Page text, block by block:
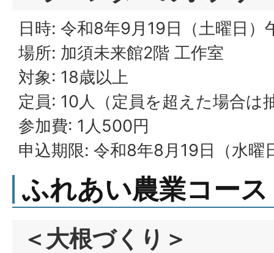
日時: 令和8年9月19日（土曜日
場所: 加須未来館2階 工作室
対象: 18歳以上
定員: 10人（定員を超えた場合は
参加費: 1人500円
申込期限: 令和8年8月19日（水曜
ふれあい農業コース
＜大根づくり＞